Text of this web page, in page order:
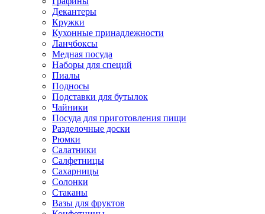
Декантеры
Кружки
Кухонные принадлежности
Ланчбоксы
Медная посуда
Наборы для специй
Пиалы
Подносы
Подставки для бутылок
Чайники
Посуда для приготовления пищи
Разделочные доски
Рюмки
Салатники
Салфетницы
Сахарницы
Солонки
Стаканы
Вазы для фруктов